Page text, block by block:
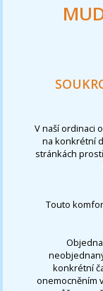
V naší ordinaci
na konkrétní
stránkách
Touto
konkrétní
onemocněním